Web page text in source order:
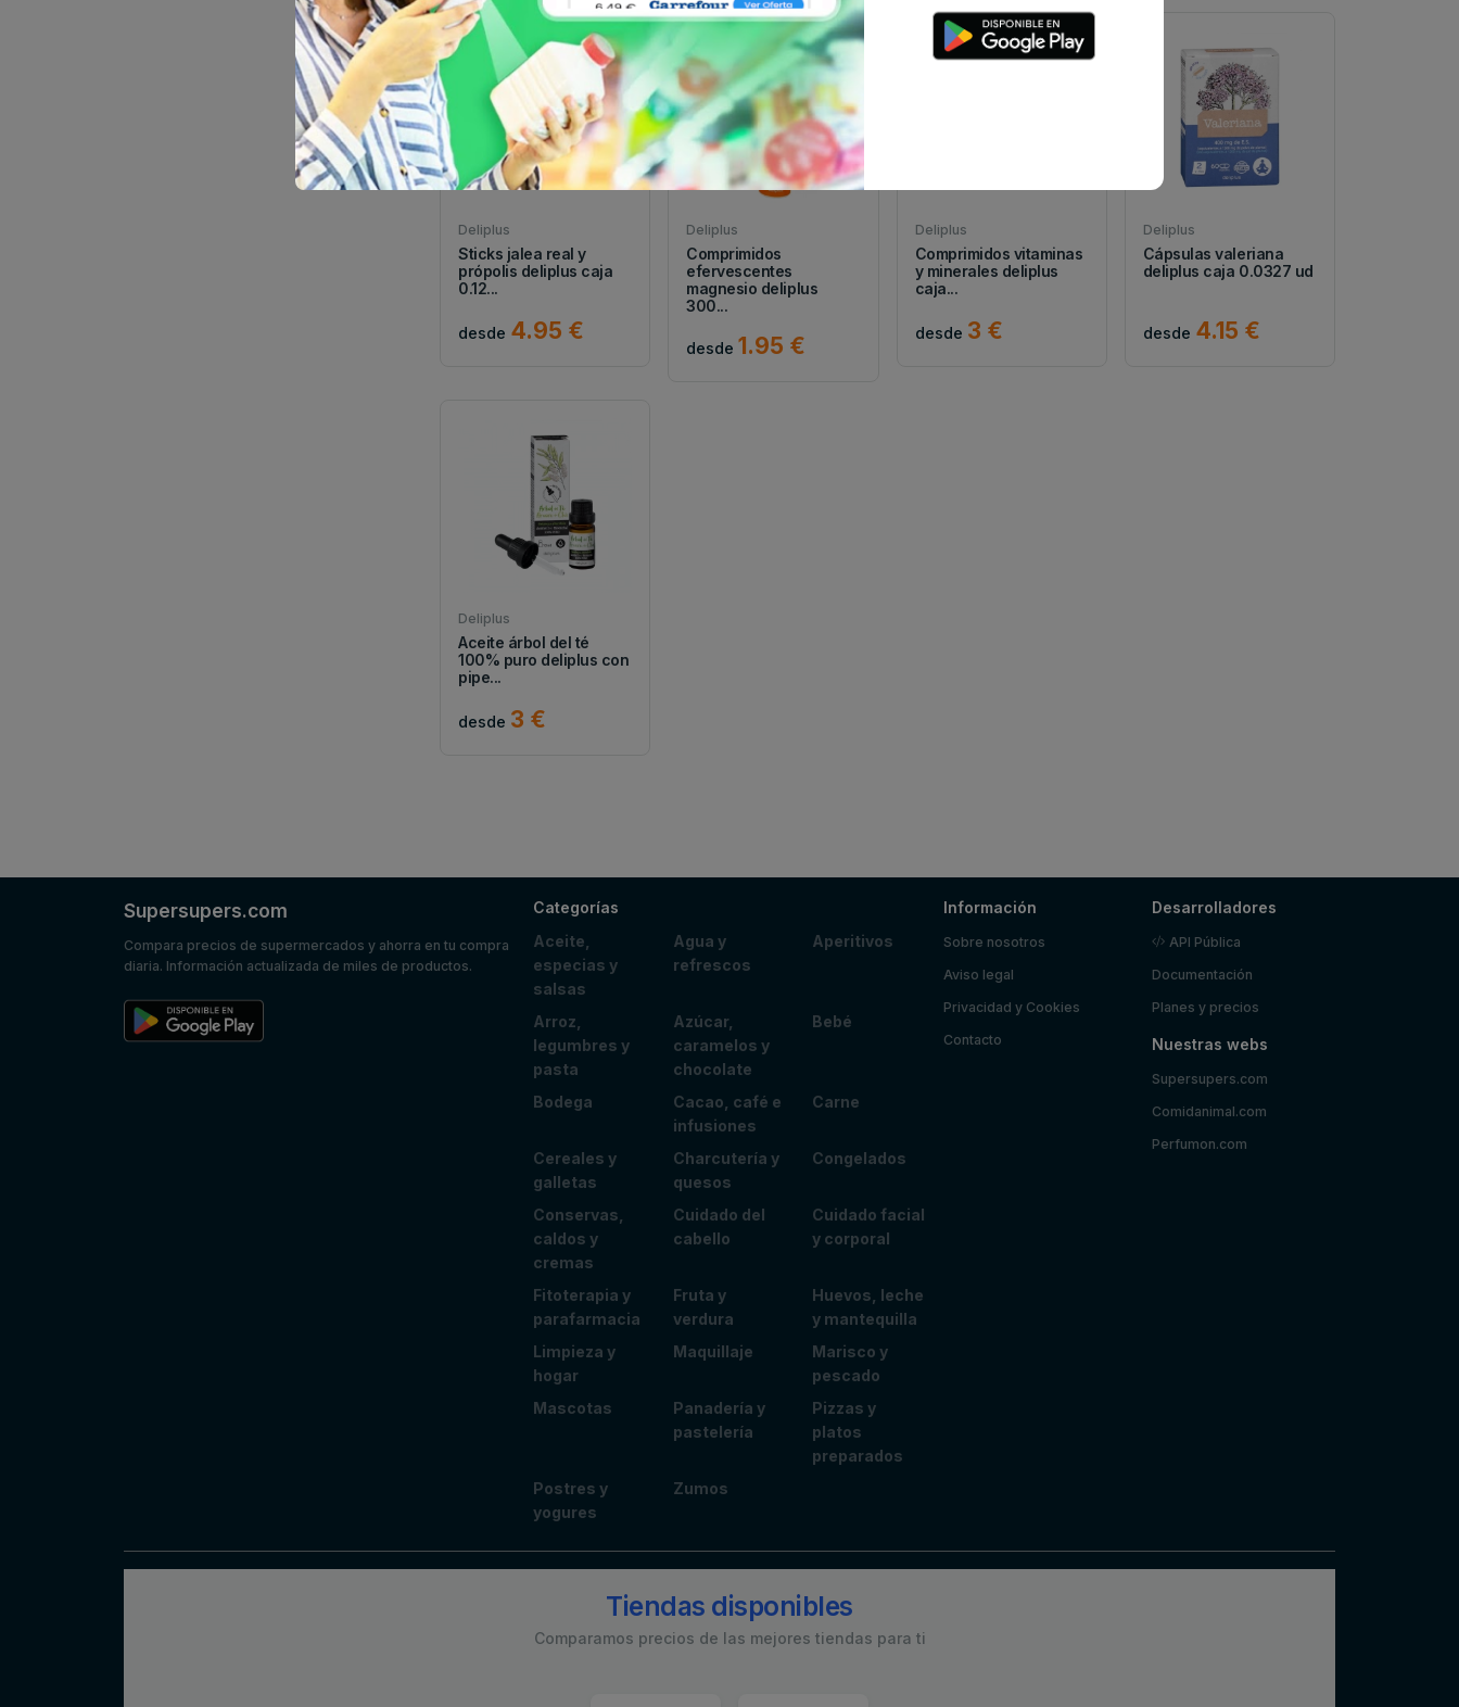
Deliplus
Sticks jalea real y
própolis deliplus caja
0.12...
desde 4.95 €
Deliplus
Comprimidos
efervescentes
magnesio deliplus
300...
desde1.95 €
Deliplus
Comprimidos vitaminas
y minerales deliplus
caja...
desde 3 €
Deliplus
Cápsulas valeriana
deliplus caja 0.0327 ud
desde 4.15 €
Deliplus
Aceite árbol del té
100% puro deliplus con
pipe...
desde 3 €
Supersupers.com
Compara precios de supermercados y ahorra en tu compra
diaria. Información actualizada de miles de productos.
Categorías
Aceite,
especias y
salsas
Agua y
refrescos
Aperitivos
Arroz,
legumbres y
pasta
Azúcar,
caramelos y
chocolate
Bebé
Bodega
Cacao, café e
infusiones
Carne
Cereales y
galletas
Charcutería y
quesos
Congelados
Conservas,
caldos y
cremas
Cuidado del
cabello
Cuidado facial
y corporal
Fitoterapia y
parafarmacia
Fruta y
verdura
Huevos, leche
y mantequilla
Limpieza y
hogar
Maquillaje
Marisco y
pescado
Mascotas
Panadería y
pastelería
Pizzas y
platos
preparados
Postres y
yogures
Zumos
Información
Sobre nosotros
Aviso legal
Privacidad y Cookies
Contacto
Desarrolladores
API Pública
Documentación
Planes y precios
Nuestras webs
Supersupers.com
Comidanimal.com
Perfumon.com
Tiendas disponibles
Comparamos precios de las mejores tiendas para ti